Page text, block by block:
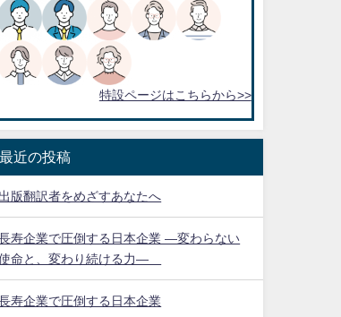
特設ページはこちらから>>
最近の投稿
出版翻訳者をめざすあなたへ
寿企業で圧倒する日本企業 ―変わらない
命と、変わり続ける力―
寿企業で圧倒する日本企業